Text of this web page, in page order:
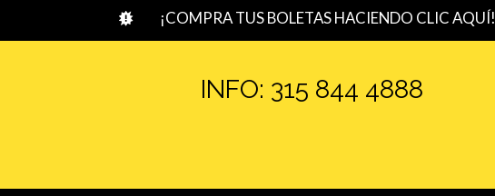
¡COMPRA TUS BOLETAS HACIENDO CLIC AQUÍ!
INFO: 315 844 4888